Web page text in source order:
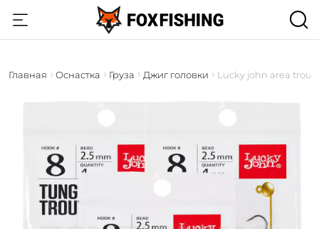
Главная Оснастка Груза Джиг головки Lucky john area trout